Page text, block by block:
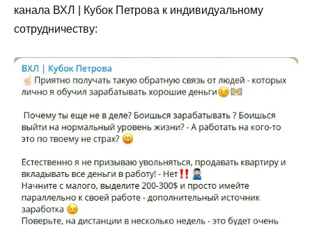
канала ВХЛ | Кубок Петрова к индивидуальному
сотрудничеству: